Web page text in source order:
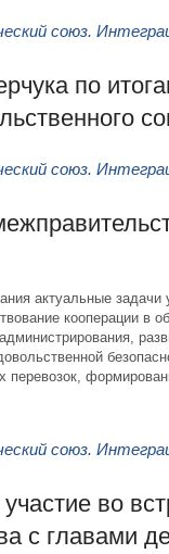
союз.
по
союз.
актуальные задачи
кооперации в
перевозок,
союз.
во
с главами